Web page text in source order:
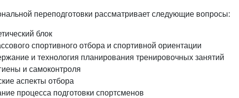
переподготовки рассматривает следующие вопросы:
блок
спортивного отбора и спортивной ориентации
и технология планирования тренировочных занятий
и самоконтроля
аспекты отбора
процесса подготовки спортсменов